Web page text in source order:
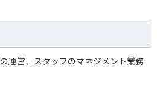
運営、スタッフのマネジメント業務